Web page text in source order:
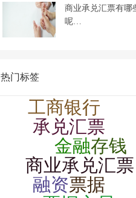
商业承兑汇票有哪
呢…
热门标签